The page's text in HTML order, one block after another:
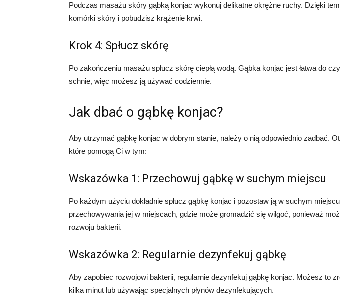
Podczas masażu skóry gąbką konjac wykonuj delikatne okrężne ruchy. Dzięki
komórki skóry i pobudzisz krążenie krwi.
Krok 4: Spłucz skórę
Po zakończeniu masażu spłucz skórę ciepłą wodą. Gąbka konjac jest łatwa do
schnie, więc możesz ją używać codziennie.
Jak dbać o gąbkę konjac?
Aby utrzymać gąbkę konjac w dobrym stanie, należy o nią odpowiednio zadbać.
które pomogą Ci w tym:
Wskazówka 1: Przechowuj gąbkę w suchym miejscu
Po każdym użyciu dokładnie spłucz gąbkę konjac i pozostaw ją w suchym
przechowywania jej w miejscach, gdzie może gromadzić się wilgoć, ponieważ
rozwoju bakterii.
Wskazówka 2: Regularnie dezynfekuj gąbkę
Aby zapobiec rozwojowi bakterii, regularnie dezynfekuj gąbkę konjac. Możesz to
kilka minut lub używając specjalnych płynów dezynfekujących.